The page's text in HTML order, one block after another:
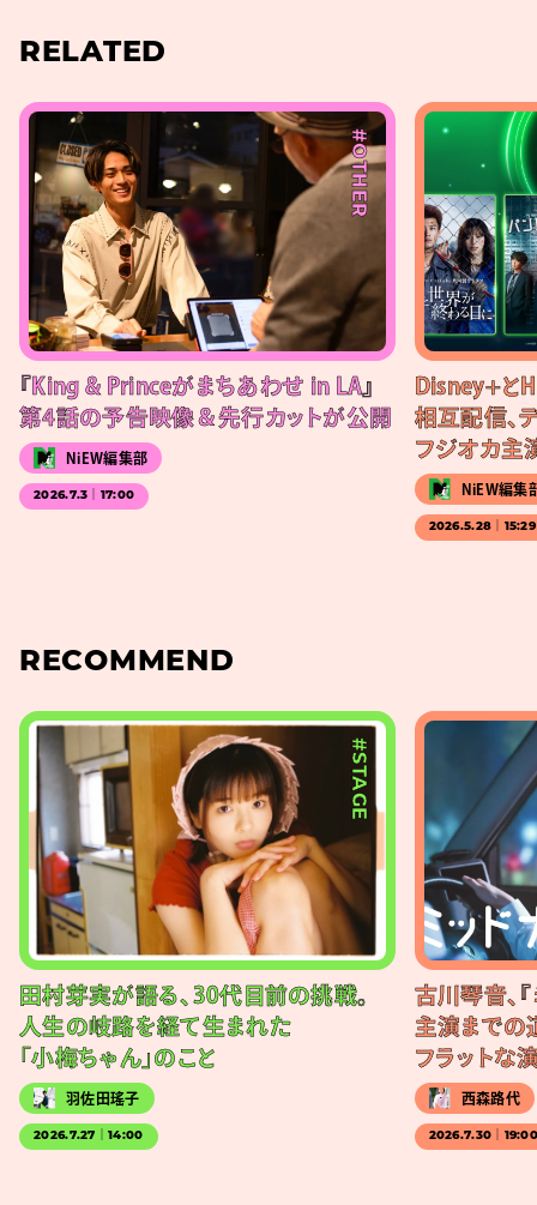
RELATED
#OTHER
『King & Princeがまちあわせ in LA』
第4話の予告映像＆先行カットが公開
NiEW編集部
2026.7.3｜17:00
Disney+と
相互配信、
フジオカ主
NiEW編集
2026.5.28｜15:29
RECOMMEND
#STAGE
田村芽実が語る、30代目前の挑戦。
人生の岐路を経て生まれた
「小梅ちゃん」のこと
羽佐田瑤子
2026.7.27｜14:00
古川琴音、
主演までの
フラットな
西森路代
2026.7.30｜